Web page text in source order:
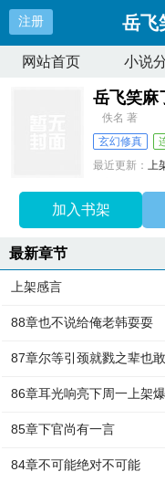
注册 岳飞
网站首页 小说
岳飞笑麻
佚名 著
玄幻修真
最近更新：上
加入书架
最新章节
上架感言
88章也不说给俺老韩耍耍
87章尔等引颈就戮之辈也
86章耳光响亮下周一上架
85章下官尚有一言
84章不可能绝对不可能